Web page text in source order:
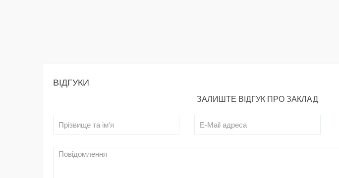
ВІДГУКИ
ЗАЛИШТЕ ВІДГУК ПРО ЗАКЛАД